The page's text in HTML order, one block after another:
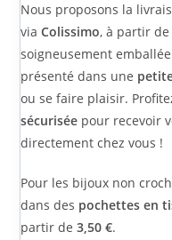
Nous proposons la
viaColissimo, à partir
soigneusement
présenté dans une
ou se faire plaisir.
sécurisée pour recevoir
directement chez vous !
Pour les bijoux non
dans des pochettes en
partir de3,50 €.